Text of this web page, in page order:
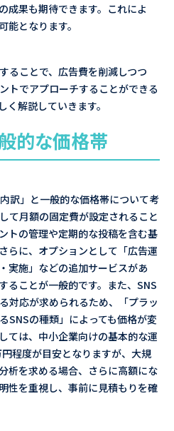
成果も期待できます。これによ
能となります。
ることで、広告費を削減しつつ
トでアプローチすることができる
く解説していきます。
的な価格帯
訳」と一般的な価格帯について考
て月額の固定費が設定されること
トの管理や定期的な投稿を含む基
らに、オプションとして「広告運
実施」などの追加サービスがあ
ることが一般的です。また、SNS
対応が求められるため、「プラッ
SNSの種類」によっても価格が変
ては、中小企業向けの基本的な運
程度が目安となりますが、大規
析を求める場合、さらに高額にな
性を重視し、事前に見積もりを確